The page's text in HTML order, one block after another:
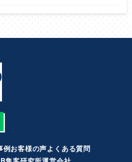
例お客様の声よくある質問